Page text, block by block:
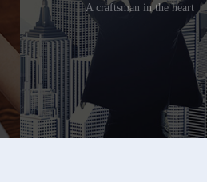
A craftsman in the heart
将追求极致完美的“工匠精神”
于心，牢记“质量为根、服务为
追求工程从量变到质变,创精品